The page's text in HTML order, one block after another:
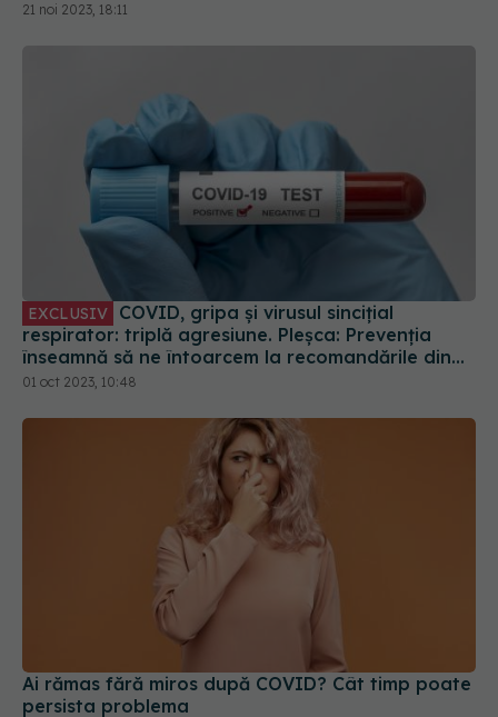
EXCLUSIV
respirator: triplă agresiune. Pleșca: Prevenția
înseamnă să ne întoarcem la recomandările din
timpul pandemiei!
01 oct 2023, 10:48
Ai rămas fără miros după COVID? Cât timp poate
persista problema
25 sep 2025, 22:40